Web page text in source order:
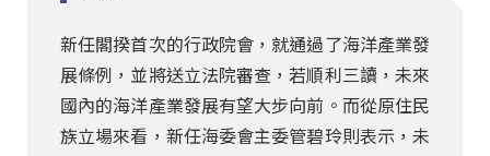
新任閣揆首次的行政院會，就通過了海洋產業發
展條例，並將送立法院審查，若順利三讀，未來
國內的海洋產業發展有望大步向前。而從原住民
族立場來看，新任海委會主委管碧玲則表示，未